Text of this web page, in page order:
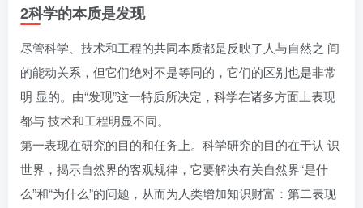
2科学的本质是发现
尽管科学、技术和工程的共同本质都是反映了人与自然之 间
的能动关系，但它们绝对不是等同的，它们的区别也是非常
明 显的。由“发现”这一特质所决定，科学在诸多方面上表现
都与 技术和工程明显不同。
第一表现在研究的目的和任务上。科学研究的目的在于认 识
世界，揭示自然界的客观规律，它要解决有关自然界“是什
么”和“为什么”的问题，从而为人类增加知识财富：第二表现